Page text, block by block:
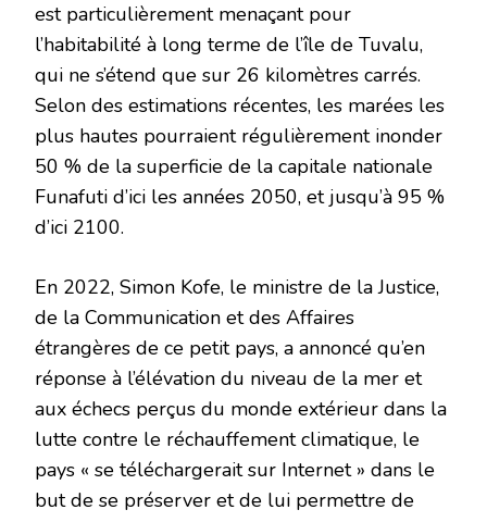
est particulièrement menaçant pour
l’habitabilité à long terme de l’île de Tuvalu,
qui ne s’étend que sur 26 kilomètres carrés.
Selon des estimations récentes, les marées les
plus hautes pourraient régulièrement inonder
50 % de la superficie de la capitale nationale
Funafuti d’ici les années 2050, et jusqu’à 95 %
d’ici 2100.
En 2022, Simon Kofe, le ministre de la Justice,
de la Communication et des Affaires
étrangères de ce petit pays, a annoncé qu’en
réponse à l’élévation du niveau de la mer et
aux échecs perçus du monde extérieur dans la
lutte contre le réchauffement climatique, le
pays « se téléchargerait sur Internet » dans le
but de se préserver et de lui permettre de